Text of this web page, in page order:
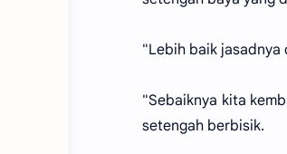
"Lebih baik
"Sebaiknya kita
setengah berbisik.